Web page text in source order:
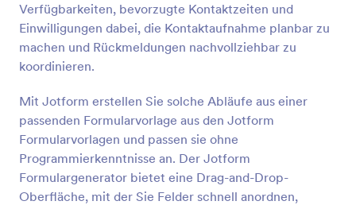
Verfügbarkeiten, bevorzugte Kontaktzeiten und
Einwilligungen dabei, die Kontaktaufnahme planbar zu
machen und Rückmeldungen nachvollziehbar zu
koordinieren.
Mit Jotform erstellen Sie solche Abläufe aus einer
passenden Formularvorlage aus den Jotform
Formularvorlagen und passen sie ohne
Programmierkenntnisse an. Der Jotform
Formulargenerator bietet eine Drag-and-Drop-
Oberfläche, mit der Sie Felder schnell anordnen,